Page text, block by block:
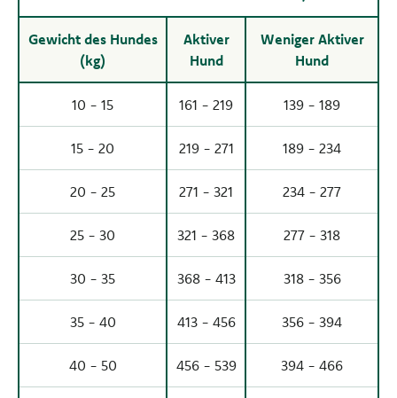
Gewicht des Hundes
(kg)
Aktiver
Hund
Weniger Aktiver
Hund
10 - 15 161 - 219 139 - 189
15 - 20 219 - 271 189 - 234
20 - 25 271 - 321 234 - 277
25 - 30 321 - 368 277 - 318
30 - 35 368 - 413 318 - 356
35 - 40 413 - 456 356 - 394
40 - 50 456 - 539 394 - 466